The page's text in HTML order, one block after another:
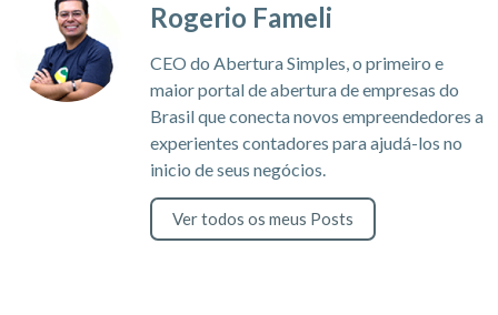
Rogerio Fameli
CEO do Abertura Simples, o primeiro e
maior portal de abertura de empresas do
Brasil que conecta novos empreendedores a
experientes contadores para ajudá-los no
inicio de seus negócios.
Ver todos os meus Posts